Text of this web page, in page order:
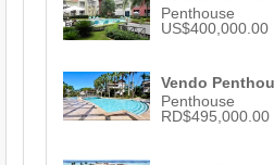
Penthouse
US$400,000.00
Penthouse
RD$495,000.00